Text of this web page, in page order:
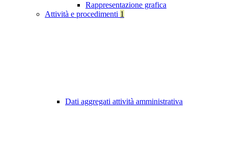
Rappresentazione grafica
Attività e procedimenti 1
Dati aggregati attività amministrativa